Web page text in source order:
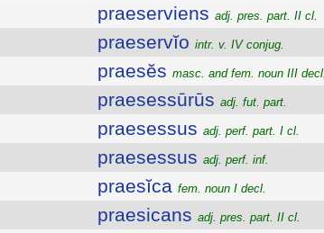
praeserviens adj. pres. part. II cl.
praeservĭo intr. v. IV conjug.
praesĕs masc. and fem. noun III decl.
praesessūrūs adj. fut. part.
praesessus adj. perf. part. I cl.
praesessus adj. perf. inf.
praesĭca fem. noun I decl.
praesicans adj. pres. part. II cl.